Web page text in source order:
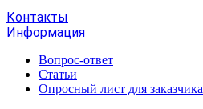
Контакты
Информация
Вопрос-ответ
Статьи
Опросный лист для заказчика